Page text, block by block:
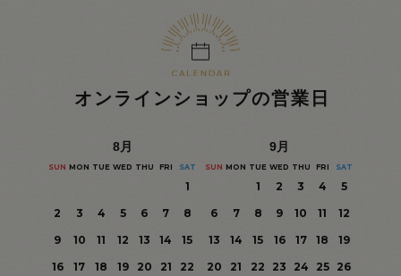
オンラインショップの営業日
8月
SUN MON TUE WED THU FRI SAT
1
2
3 4 5 6 7
8
9
10 11 12 13 14
15
16
17 18 19 20 21
22
9月
SUN MON TUE WED THU FRI SAT
1 2 3 4
5
6
7 8 9 10 11
12
13
14 15 16 17 18
19
20
21 22 23 24 25
26